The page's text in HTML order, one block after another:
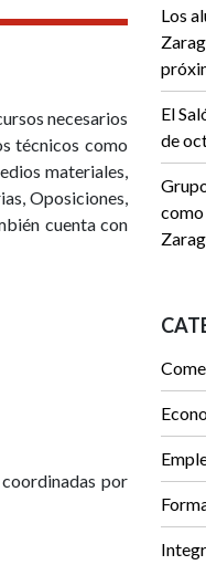
necesarios
técnicos como
materiales,
Oposiciones,
cuenta con
por
Los
El
de